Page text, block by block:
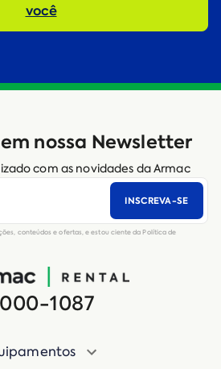
você
nossa Newsletter
com as novidades da Armac
INSCREVA-SE
conteúdos e ofertas, e estou ciente da Política de
1087